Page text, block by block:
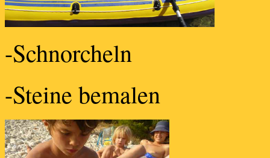
-Schnorcheln
-Steine bemalen